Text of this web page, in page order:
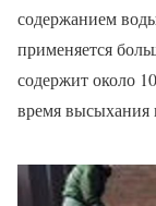
содержанием
применяется
содержит около
время высыхания